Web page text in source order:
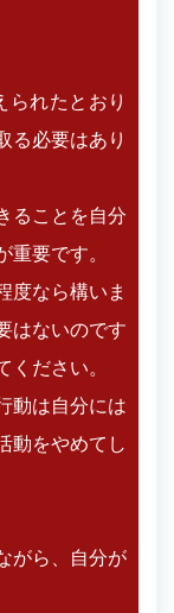
られたとおり
る必要はあり
ることを自分
要です。
度なら構いま
はないのです
ださい。
動は自分には
動をやめてし
がら、自分が